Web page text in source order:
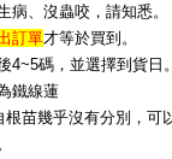
、沒蟲咬，請知悉。
訂單才等於買到。
碼，並選擇到貨日
鐵線蓮
幾乎沒有分別，可